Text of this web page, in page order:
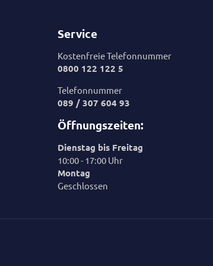
Service
Kostenfreie Telefonnummer
0800 122 122 5
Telefonnummer
089 / 307 604 93
Öffnungszeiten:
Dienstag bis Freitag
10:00 - 17:00 Uhr
Montag
Geschlossen